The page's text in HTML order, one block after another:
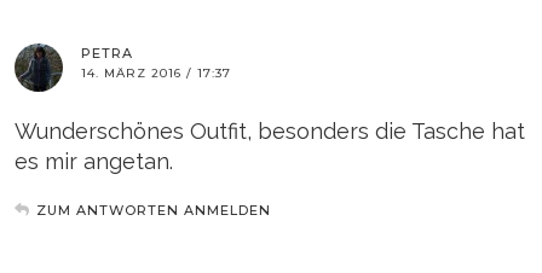
PETRA
14. MÄRZ 2016 / 17:37
Wunderschönes Outfit, besonders die Tasche hat
es mir angetan.
ZUM ANTWORTEN ANMELDEN